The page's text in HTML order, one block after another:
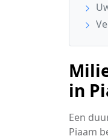
in
Een
Piaam